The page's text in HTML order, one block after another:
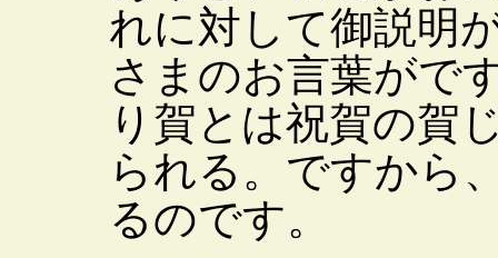
れに対して御説明
さまのお言葉がで
り賀とは祝賀の賀
られる。ですから
るのです。